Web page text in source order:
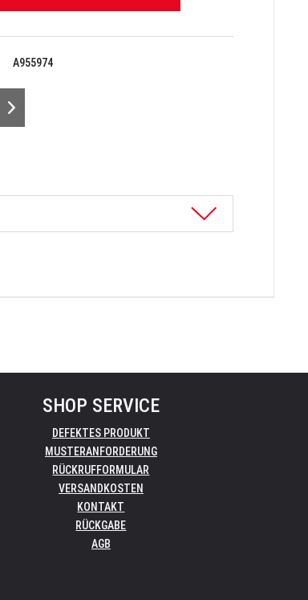
A955974
SHOP SERVICE
DEFEKTES PRODUKT
MUSTERANFORDERUNG
RÜCKRUFFORMULAR
VERSANDKOSTEN
KONTAKT
RÜCKGABE
AGB